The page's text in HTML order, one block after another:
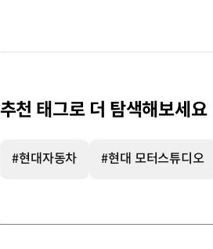
추천 태그로 더 탐색해보세요
#현대자동차 #현대 모터스튜디오